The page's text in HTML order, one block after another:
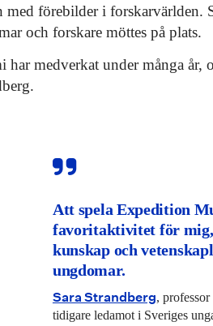
förebilder i forskarvärlden.
och forskare möttes på plats.
har medverkat under många år,
Att spela Expedition
favoritaktivitet för
kunskap och
ungdomar.
Sara Strandberg,
tidigare ledamot i Sveriges